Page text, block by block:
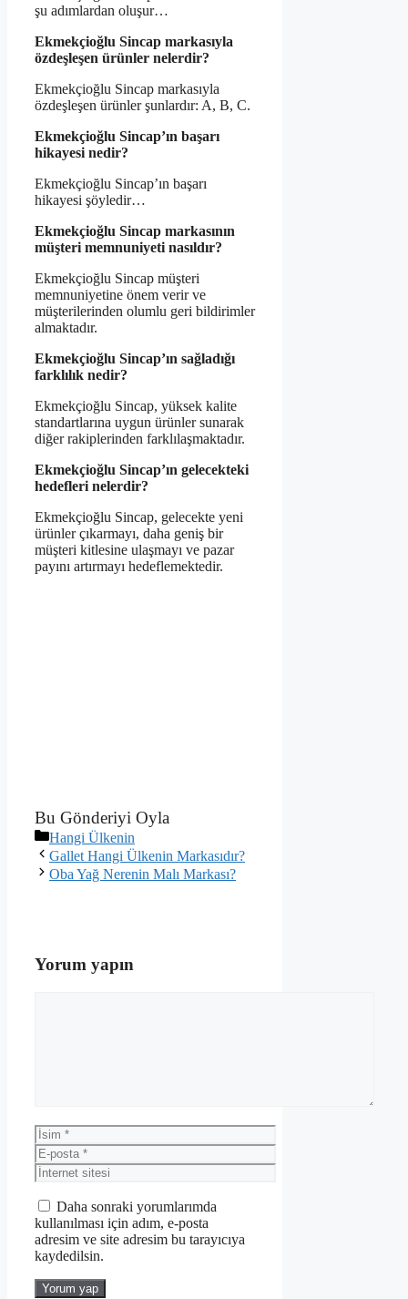
şu adımlardan oluşur…
Ekmekçioğlu Sincap markasıyla
özdeşleşen ürünler nelerdir?
Ekmekçioğlu Sincap markasıyla
özdeşleşen ürünler şunlardır: A, B, C.
Ekmekçioğlu Sincap’ın başarı
hikayesi nedir?
Ekmekçioğlu Sincap’ın başarı
hikayesi şöyledir…
Ekmekçioğlu Sincap markasının
müşteri memnuniyeti nasıldır?
Ekmekçioğlu Sincap müşteri
memnuniyetine önem verir ve
müşterilerinden olumlu geri bildirimler
almaktadır.
Ekmekçioğlu Sincap’ın sağladığı
farklılık nedir?
Ekmekçioğlu Sincap, yüksek kalite
standartlarına uygun ürünler sunarak
diğer rakiplerinden farklılaşmaktadır.
Ekmekçioğlu Sincap’ın gelecekteki
hedefleri nelerdir?
Ekmekçioğlu Sincap, gelecekte yeni
ürünler çıkarmayı, daha geniş bir
müşteri kitlesine ulaşmayı ve pazar
payını artırmayı hedeflemektedir.
Bu Gönderiyi Oyla
Kategoriler
Hangi Ülkenin
Gallet Hangi Ülkenin Markasıdır?
Oba Yağ Nerenin Malı Markası?
Yorum yapın
İsim
E-
posta
İnternet
sitesi
Daha sonraki yorumlarımda
kullanılması için adım, e-posta
adresim ve site adresim bu tarayıcıya
kaydedilsin.